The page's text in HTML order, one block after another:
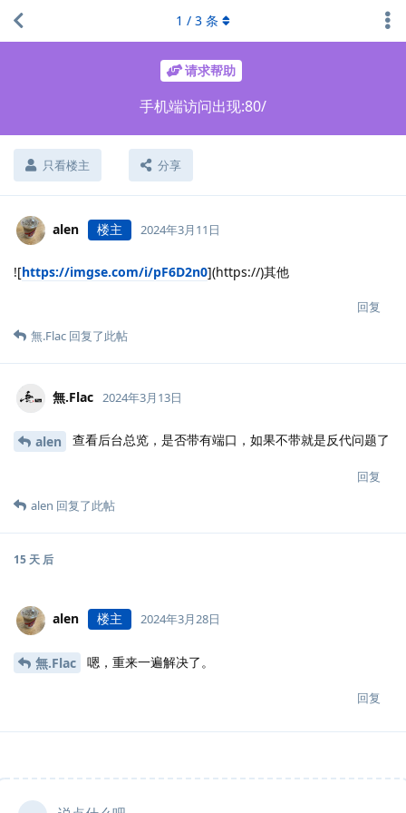
请求帮助
手机端访问出现:80/
只看楼主 分享
1 / 3 条
alen 楼主 2024年3月11日
![https://imgse.com/i/pF6D2n0](https://)其他
回复
無.​Flac 回复了此帖
無.​Flac 2024年3月13日
alen 查看后台总览，是否带有端口，如果不带就是反代问题了
回复
alen 回复了此帖
15 天 后
alen 楼主 2024年3月28日
無.​Flac 嗯，重来一遍解决了。
回复